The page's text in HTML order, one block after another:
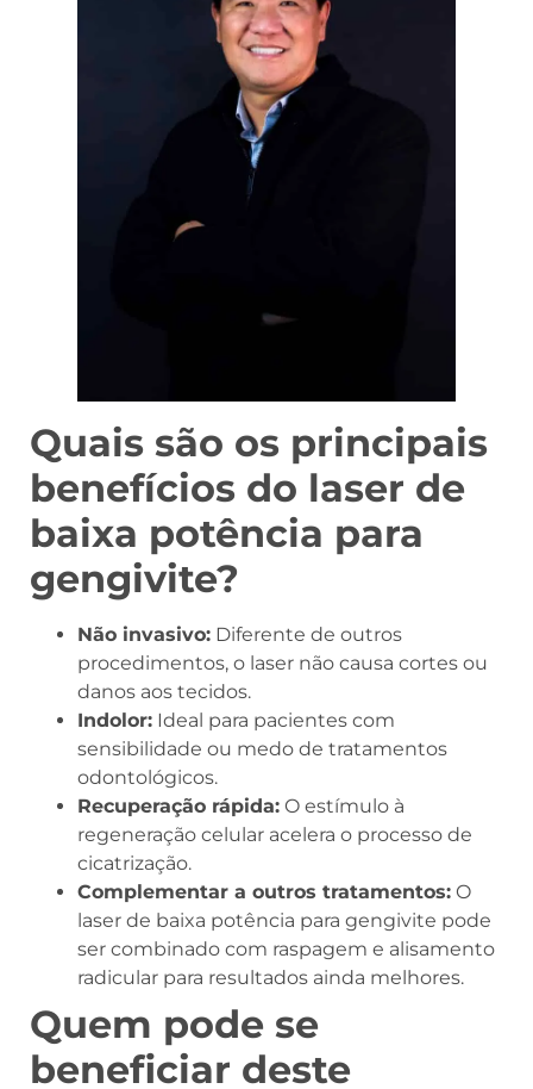
Quais são os principais
benefícios do laser de
baixa potência para
gengivite?
Não invasivo: Diferente de outros
procedimentos, o laser não causa cortes ou
danos aos tecidos.
Indolor: Ideal para pacientes com
sensibilidade ou medo de tratamentos
odontológicos.
Recuperação rápida: O estímulo à
regeneração celular acelera o processo de
cicatrização.
Complementar a outros tratamentos: O
laser de baixa potência para gengivite pode
ser combinado com raspagem e alisamento
radicular para resultados ainda melhores.
Quem pode se
beneficiar deste